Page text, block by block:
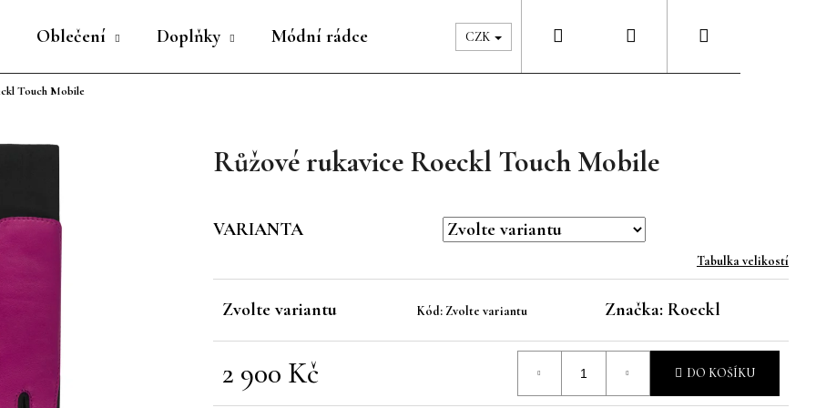
Oblečení Doplňky Módní rádce Péče & Šatník Kontakty
CZK Přihlášení
Touch Mobile
Růžové rukavice Roeckl Touch Mobile
VARIANTA
Tabulka velikostí
Zvolte variantu Kód: Zvolte variantu Značka: Roeckl
2 900 Kč
Měrná
DO KOŠÍKU
Co potřebujete najít?
HLEDAT